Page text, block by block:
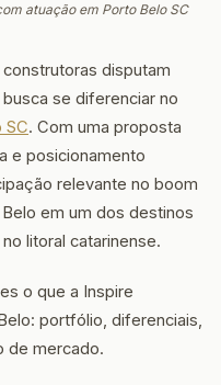
atuação em Porto Belo SC
disputam
busca se diferenciar no
SC. Com uma proposta
e posicionamento
relevante no boom
em um dos destinos
litoral catarinense.
o que a Inspire
portfólio, diferenciais,
de mercado.